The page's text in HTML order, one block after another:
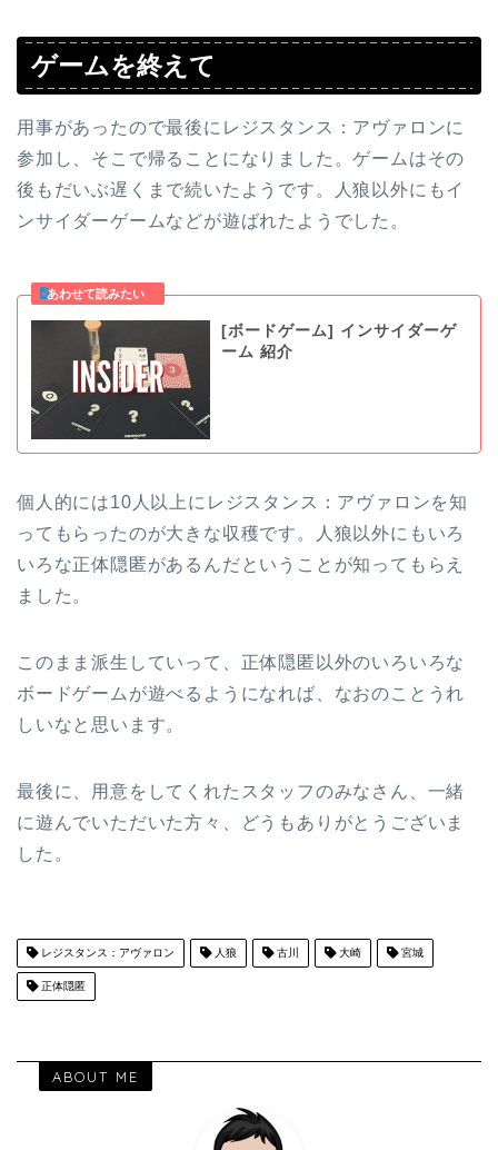
ゲームを終えて
用事があったので最後にレジスタンス：アヴァロンに
参加し、そこで帰ることになりました。ゲームはその
後もだいぶ遅くまで続いたようです。人狼以外にもイ
ンサイダーゲームなどが遊ばれたようでした。
[ボードゲーム] インサイダーゲ
ーム 紹介
個人的には10人以上にレジスタンス：アヴァロンを知
ってもらったのが大きな収穫です。人狼以外にもいろ
いろな正体隠匿があるんだということが知ってもらえ
ました。
このまま派生していって、正体隠匿以外のいろいろな
ボードゲームが遊べるようになれば、なおのことうれ
しいなと思います。
最後に、用意をしてくれたスタッフのみなさん、一緒
に遊んでいただいた方々、どうもありがとうございま
した。
レジスタンス：アヴァロン 人狼 古川 大崎 宮城
正体隠匿
ABOUT ME